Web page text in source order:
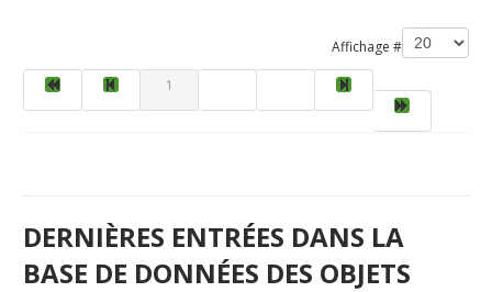
Affichage #
1
DERNIÈRES ENTRÉES DANS LA
BASE DE DONNÉES DES OBJETS